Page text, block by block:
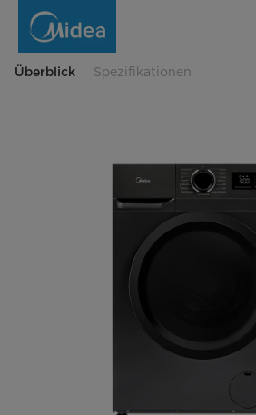
Waschmaschine
MF110W70U-
Überblick Spezifikationen